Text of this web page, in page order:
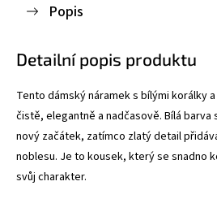
Popis
Detailní popis produktu
Tento dámský náramek s bílými korálky
čistě, elegantně a nadčasově. Bílá
nový začátek, zatímco zlatý detail
noblesu. Je to kousek, který se snadno
svůj charakter.